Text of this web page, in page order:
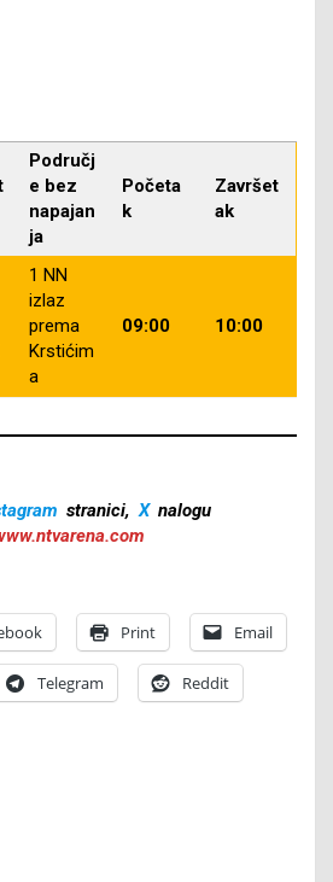
Područj
e bez
napajan
ja
Početa
k
Završet
ak
1 NN
izlaz
prema
Krstićim
a
09:00 10:00
stranici, X nalogu
Print Email
Telegram Reddit